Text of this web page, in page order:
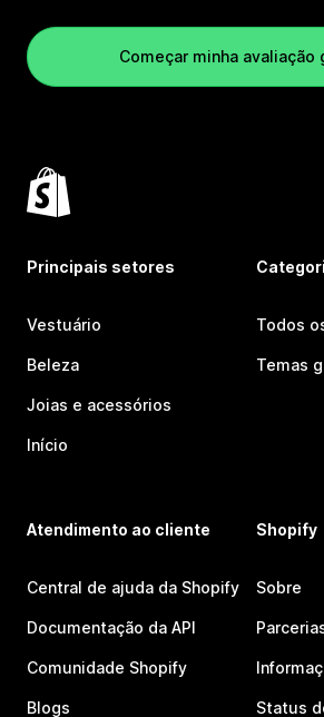
Começar minha avaliação
Principais setores
Vestuário
Beleza
Joias e acessórios
Início
Todos
Temas
Atendimento ao cliente
Central de ajuda da Shopify
Documentação da API
Comunidade Shopify
Blogs
Shopify
Sobre
Status